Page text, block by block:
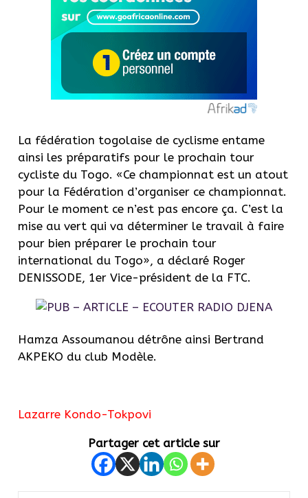
La fédération togolaise de cyclisme entame
ainsi les préparatifs pour le prochain tour
cycliste du Togo. «Ce championnat est un atout
pour la Fédération d’organiser ce championnat.
Pour le moment ce n’est pas encore ça. C’est la
mise au vert qui va déterminer le travail à faire
pour bien préparer le prochain tour
international du Togo», a déclaré Roger
DENISSODE, 1er Vice-président de la FTC.
Hamza Assoumanou détrône ainsi Bertrand
AKPEKO du club Modèle.
Lazarre Kondo-Tokpovi
Partager cet article sur